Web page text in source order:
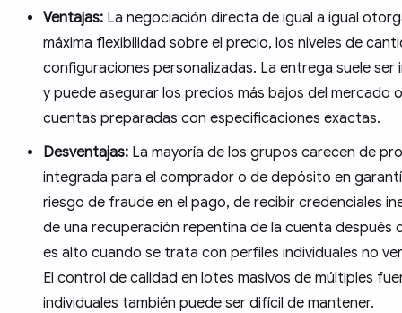
Ventajas: La negociación directa de igual a igual
máxima flexibilidad sobre el precio, los niveles de
configuraciones personalizadas. La entrega suele ser
y puede asegurar los precios más bajos del mercado
cuentas preparadas con especificaciones exactas.
Desventajas: La mayoría de los grupos carecen de
integrada para el comprador o de depósito en
riesgo de fraude en el pago, de recibir credenciales
de una recuperación repentina de la cuenta después
es alto cuando se trata con perfiles individuales no
El control de calidad en lotes masivos de múltiples
individuales también puede ser difícil de mantener.